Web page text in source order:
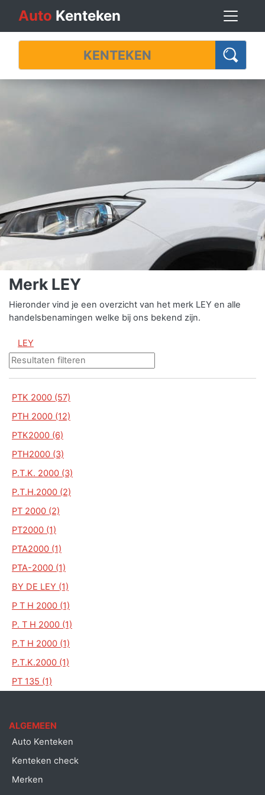
Auto Kenteken
Merk LEY
Hieronder vind je een overzicht van het merk LEY en alle
handelsbenamingen welke bij ons bekend zijn.
LEY
PTK 2000 (57)
PTH 2000 (12)
PTK2000 (6)
PTH2000 (3)
P.T.K. 2000 (3)
P.T.H.2000 (2)
PT 2000 (2)
PT2000 (1)
PTA2000 (1)
PTA-2000 (1)
BY DE LEY (1)
P T H 2000 (1)
P. T H 2000 (1)
P.T H 2000 (1)
P.T.K.2000 (1)
PT 135 (1)
ALGEMEEN
Auto Kenteken
Kenteken check
Merken